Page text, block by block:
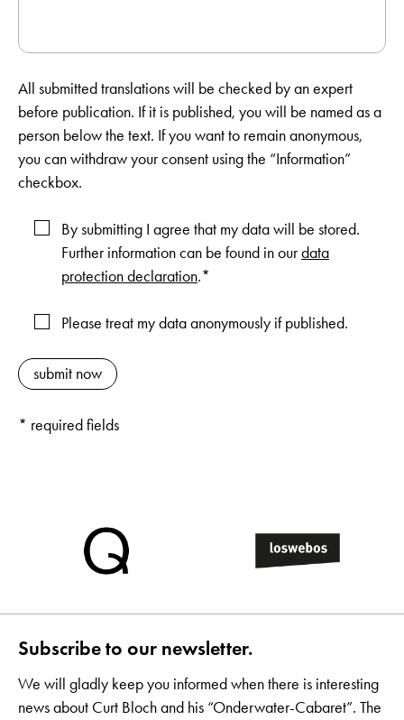
All submitted translations will be checked by an expert
before publication. If it is published, you will be named as a
person below the text. If you want to remain anonymous,
you can withdraw your consent using the “Information”
checkbox.
By submitting I agree that my data will be stored.
Further information can be found in ourdata
protection declaration.*
Please treat my data anonymously if published.
* required fields
Subscribe to our newsletter.
We will gladly keep you informed when there is interesting
news about Curt Bloch and his “Onderwater-Cabaret”. The